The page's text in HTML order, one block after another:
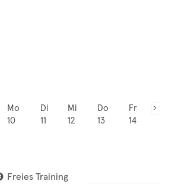
Mo
10
Di
11
Mi
12
Do
13
Fr
14
Freies Training